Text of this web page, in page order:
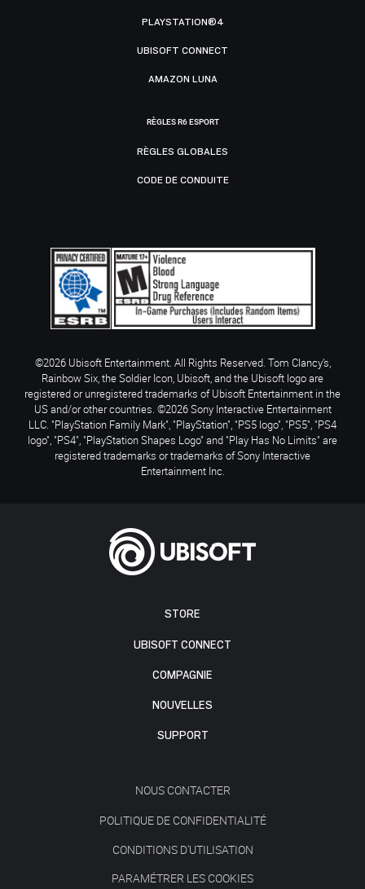
STORE
UBISOFT CONNECT
COMPAGNIE
NOUVELLES
SUPPORT
NOUS CONTACTER
POLITIQUE DE CONFIDENTIALITÉ
CONDITIONS D'UTILISATION
PARAMÉTRER LES COOKIES
PLAYSTATION®4
UBISOFT CONNECT
AMAZON LUNA
RÈGLES R6 ESPORT
RÈGLES GLOBALES
CODE DE CONDUITE
©2026 Ubisoft Entertainment. All Rights Reserved. Tom Clancy’s,
Rainbow Six, the Soldier Icon, Ubisoft, and the Ubisoft logo are
registered or unregistered trademarks of Ubisoft Entertainment in the
US and/or other countries. ©2026 Sony Interactive Entertainment
LLC. "PlayStation Family Mark", "PlayStation", "PS5 logo", "PS5", "PS4
logo", "PS4", "PlayStation Shapes Logo" and "Play Has No Limits" are
registered trademarks or trademarks of Sony Interactive
Entertainment Inc.